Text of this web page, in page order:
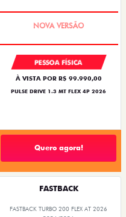
PESSOA FÍSICA
À VISTA POR R$ 99.990,00
PULSE DRIVE 1.3 MT FLEX 4P 2026
Quero agora!
FASTBACK
FASTBACK TURBO 200 FLEX AT 2026